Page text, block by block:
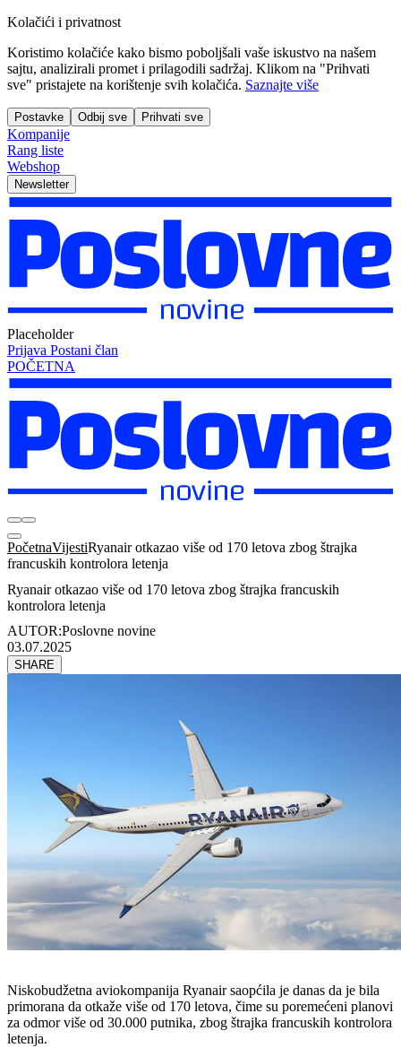
Kolačići i privatnost
Koristimo kolačiće kako bismo poboljšali vaše iskustvo na našem
sajtu, analizirali promet i prilagodili sadržaj. Klikom na "Prihvati
sve" pristajete na korištenje svih kolačića. Saznajte više
Postavke Odbij sve Prihvati sve
Kompanije
Rang liste
Webshop
Newsletter
Placeholder
Prijava Postani član
POČETNA
PočetnaVijestiRyanair otkazao više od 170 letova zbog štrajka
francuskih kontrolora letenja
Ryanair otkazao više od 170 letova zbog štrajka francuskih
kontrolora letenja
AUTOR:Poslovne novine
03.07.2025
SHARE
Niskobudžetna aviokompanija Ryanair saopćila je danas da je bila
primorana da otkaže više od 170 letova, čime su poremećeni planovi
za odmor više od 30.000 putnika, zbog štrajka francuskih kontrolora
letenja.